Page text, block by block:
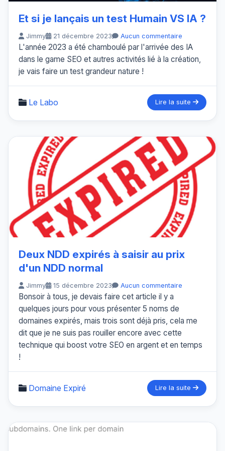
Et si je lançais un test Humain VS IA ?
Jimmy 21 décembre 2023 Aucun commentaire
L'année 2023 a été chamboulé par l'arrivée des IA
dans le game SEO et autres activités lié à la création,
je vais faire un test grandeur nature !
Le Labo Lire la suite
Deux NDD expirés à saisir au prix
d'un NDD normal
Jimmy 15 décembre 2023 Aucun commentaire
Bonsoir à tous, je devais faire cet article il y a
quelques jours pour vous présenter 5 noms de
domaines expirés, mais trois sont déjà pris, cela me
dit que je ne suis pas rouiller encore avec cette
technique qui boost votre SEO en argent et en temps
!
Domaine Expiré Lire la suite